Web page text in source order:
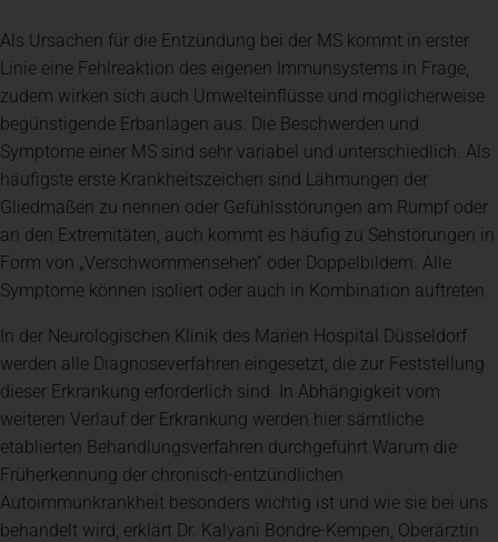
Als Ursachen für die Entzündung bei der MS kommt in erster
Linie eine Fehlreaktion des eigenen Immunsystems in Frage,
zudem wirken sich auch Umwelteinflüsse und möglicherweise
begünstigende Erbanlagen aus. Die Beschwerden und
Symptome einer MS sind sehr variabel und unterschiedlich. Als
häufigste erste Krankheitszeichen sind Lähmungen der
Gliedmaßen zu nennen oder Gefühlsstörungen am Rumpf oder
an den Extremitäten, auch kommt es häufig zu Sehstörungen in
Form von „Verschwommensehen” oder Doppelbildern. Alle
Symptome können isoliert oder auch in Kombination auftreten.
In der Neurologischen Klinik des Marien Hospital Düsseldorf
werden alle Diagnoseverfahren eingesetzt, die zur Feststellung
dieser Erkrankung erforderlich sind. In Abhängigkeit vom
weiteren Verlauf der Erkrankung werden hier sämtliche
etablierten Behandlungsverfahren durchgeführt.Warum die
Früherkennung der chronisch-entzündlichen
Autoimmunkrankheit besonders wichtig ist und wie sie bei uns
behandelt wird, erklärt Dr. Kalyani Bondre-Kempen, Oberärztin